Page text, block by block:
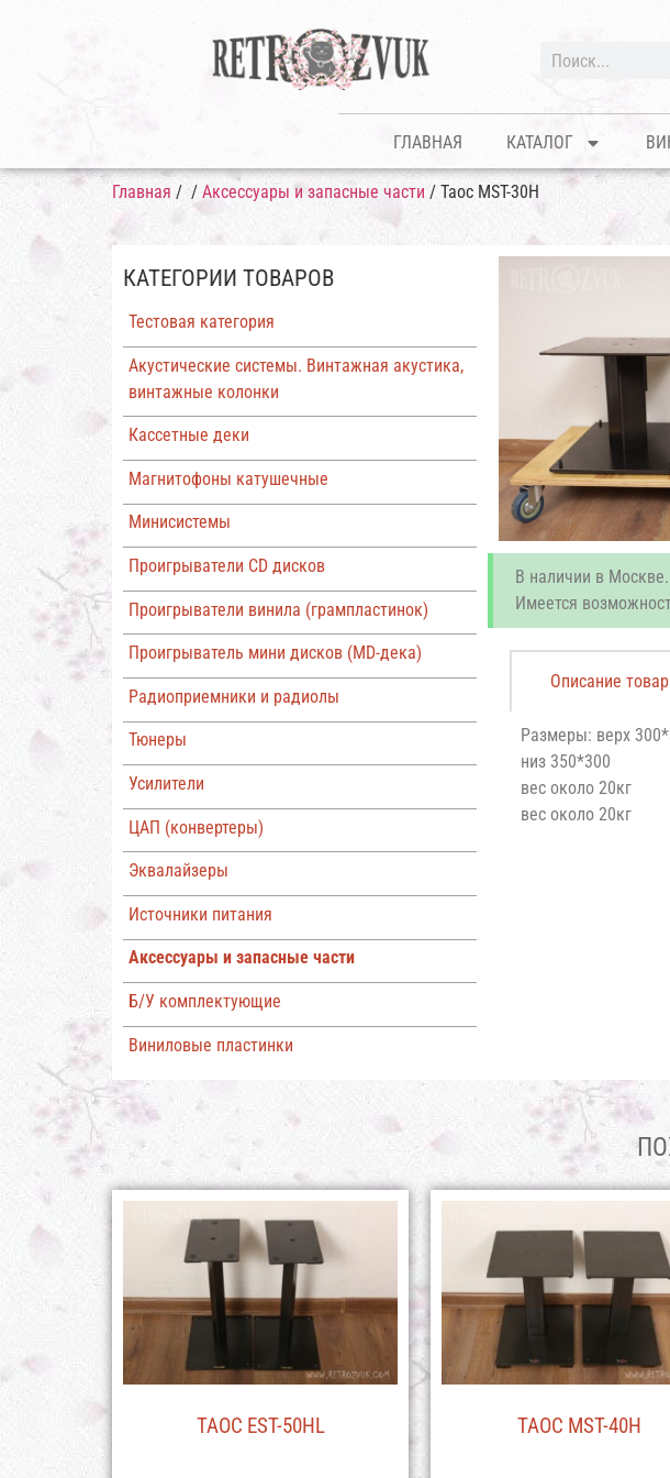
ГЛАВНАЯ КАТАЛОГ
Главная / / Аксессуары и запасные части / Taoc MST-30H
КАТЕГОРИИ ТОВАРОВ
Тестовая категория
Акустические системы. Винтажная акустика,
винтажные колонки
Кассетные деки
Магнитофоны катушечные
Минисистемы
Проигрыватели CD дисков
Проигрыватели винила (грампластинок)
Проигрыватель мини дисков (MD-дека)
Радиоприемники и радиолы
Тюнеры
Усилители
ЦАП (конвертеры)
Эквалайзеры
Источники питания
Аксессуары и запасные части
Б/У комплектующие
Виниловые пластинки
В наличии в
Имеется
Описание
Размеры: верх
низ 350*300
вес около 20кг
вес около 20кг
TAOC EST-50HL TAOC MST-40H